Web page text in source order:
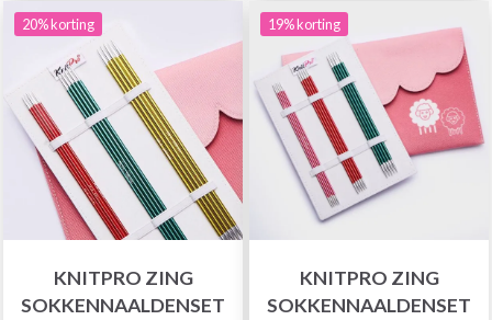
20% korting
KNITPRO ZING
SOKKENNAALDENSET
19% korting
KNITPRO ZING
SOKKENNAALDENSET